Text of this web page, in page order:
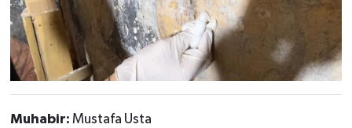
Muhabir: Mustafa Usta